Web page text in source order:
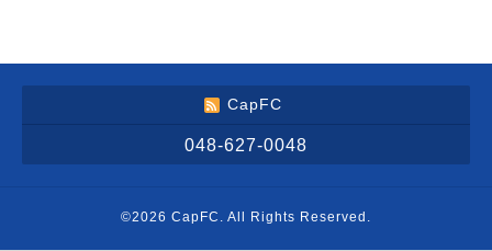
CapFC
048-627-0048
©2026 CapFC . All Rights Reserved.